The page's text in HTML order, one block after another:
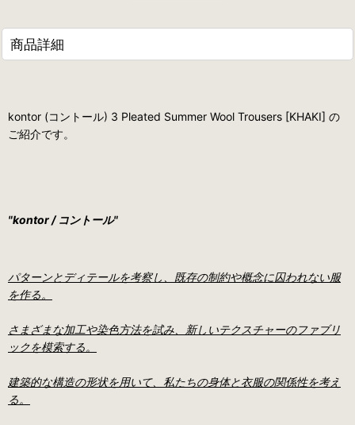
商品詳細
kontor (コントール) 3 Pleated Summer Wool Trousers [KHAKI] の
ご紹介です。
"kontor / コントール"
パターンとディテールを考察し、既存の制約や概念に囚われない服
を作る。
さまざまな加工や染色方法を試み、新しいテクスチャーのファブリ
ックを模索する。
建築的な構造の形状を用いて、私たちの身体と衣服の関係性を考え
る。